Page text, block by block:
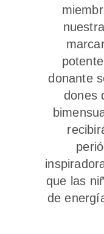
donante
dones
que las
de